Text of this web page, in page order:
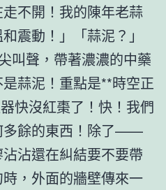
不開！我的陳年老蒜
震動！」「蒜泥？」
叫聲，帶著濃濃的中藥
蒜泥！重點是**時空正
快沒紅棗了！快！我們
多餘的東西！除了——
沾還在糾結要不要帶
，外面的牆壁傳來一